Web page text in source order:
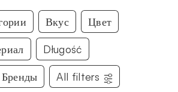
Вкус Цвет
Długość
Бренды All filters